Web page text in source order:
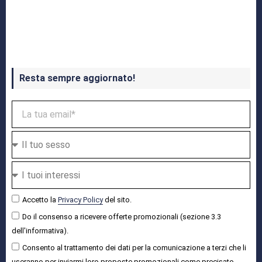
Resta sempre aggiornato!
Accetto la Privacy Policydel sito.
Do il consenso a ricevere offerte promozionali (sezione 3.3
dell'informativa).
Consento al trattamento dei dati per la comunicazione a terzi che li